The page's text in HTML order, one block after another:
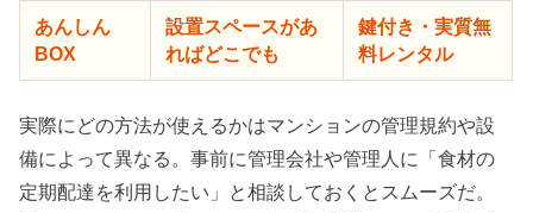
あんしん
BOX
設置スペースがあ
ればどこでも
鍵付き・実質無
料レンタル
実際にどの方法が使えるかはマンションの管理規約や設
備によって異なる。事前に管理会社や管理人に「食材の
定期配達を利用したい」と相談しておくとスムーズだ。